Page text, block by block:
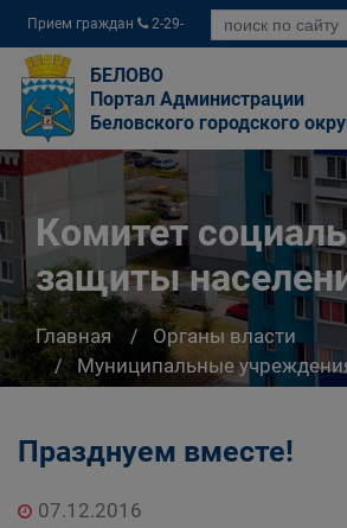
Прием граждан
2-29-
04
БЕЛОВО
Портал Администрации
Беловского городского
Комитет
защиты
Главная
Органы власти
Муниципальные
Комитет социальной
Празднуем вместе!
07.12.2016